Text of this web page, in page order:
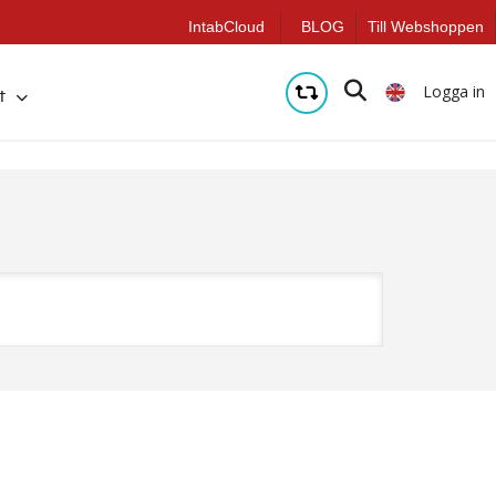
IntabCloud BLOG Till Webshoppen
Logga in